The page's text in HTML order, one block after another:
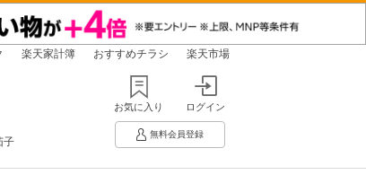
楽天家計簿 おすすめチラシ 楽天市場
子
お気に入り ログイン
無料会員登録